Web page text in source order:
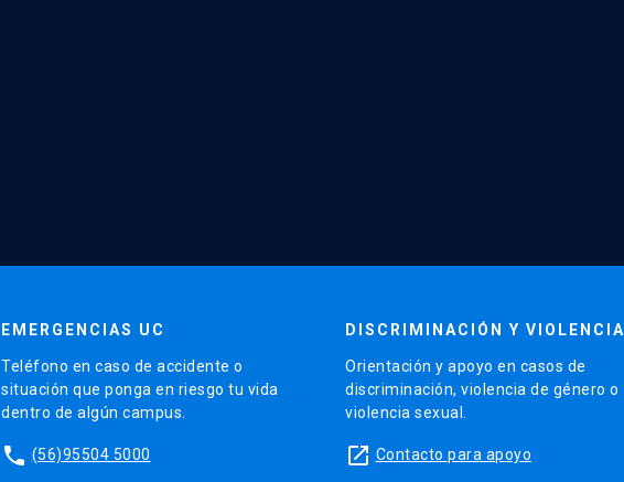
EMERGENCIAS UC
Teléfono en caso de accidente o
situación que ponga en riesgo tu vida
dentro de algún campus.
phone (56)95504 5000
DISCRIMINACIÓN Y VIOLENCIA
Orientación y apoyo en casos de
discriminación, violencia de género o
violencia sexual.
launch Contacto para apoyo